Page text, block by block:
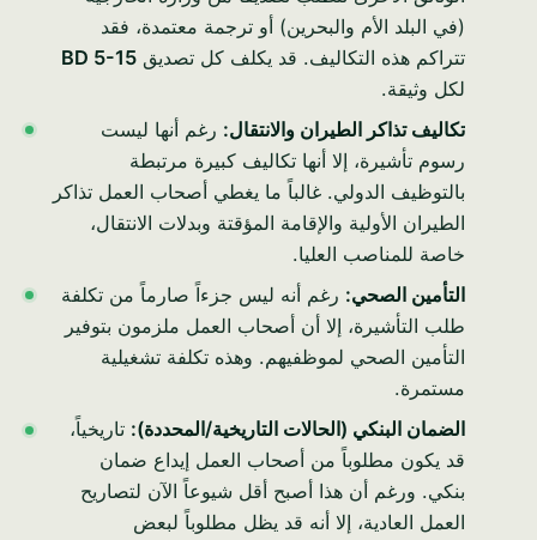
(في البلد الأم والبحرين) أو ترجمة معتمدة، فقد
تتراكم هذه التكاليف. قد يكلف كل تصديق BD 5-15
لكل وثيقة.
تكاليف تذاكر الطيران والانتقال: رغم أنها ليست
رسوم تأشيرة، إلا أنها تكاليف كبيرة مرتبطة
بالتوظيف الدولي. غالباً ما يغطي أصحاب العمل تذاكر
الطيران الأولية والإقامة المؤقتة وبدلات الانتقال،
خاصة للمناصب العليا.
التأمين الصحي: رغم أنه ليس جزءاً صارماً من تكلفة
طلب التأشيرة، إلا أن أصحاب العمل ملزمون بتوفير
التأمين الصحي لموظفيهم. وهذه تكلفة تشغيلية
مستمرة.
الضمان البنكي (الحالات التاريخية/المحددة): تاريخياً،
قد يكون مطلوباً من أصحاب العمل إيداع ضمان
بنكي. ورغم أن هذا أصبح أقل شيوعاً الآن لتصاريح
العمل العادية، إلا أنه قد يظل مطلوباً لبعض